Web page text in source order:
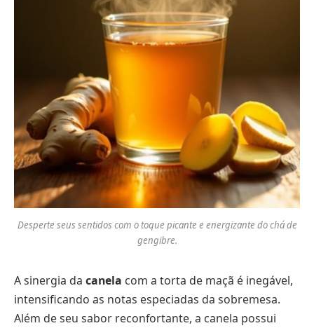
Desperte seus sentidos com o toque picante e energizante do chá de
gengibre.
A sinergia da canela com a torta de maçã é inegável,
intensificando as notas especiadas da sobremesa.
Além de seu sabor reconfortante, a canela possui